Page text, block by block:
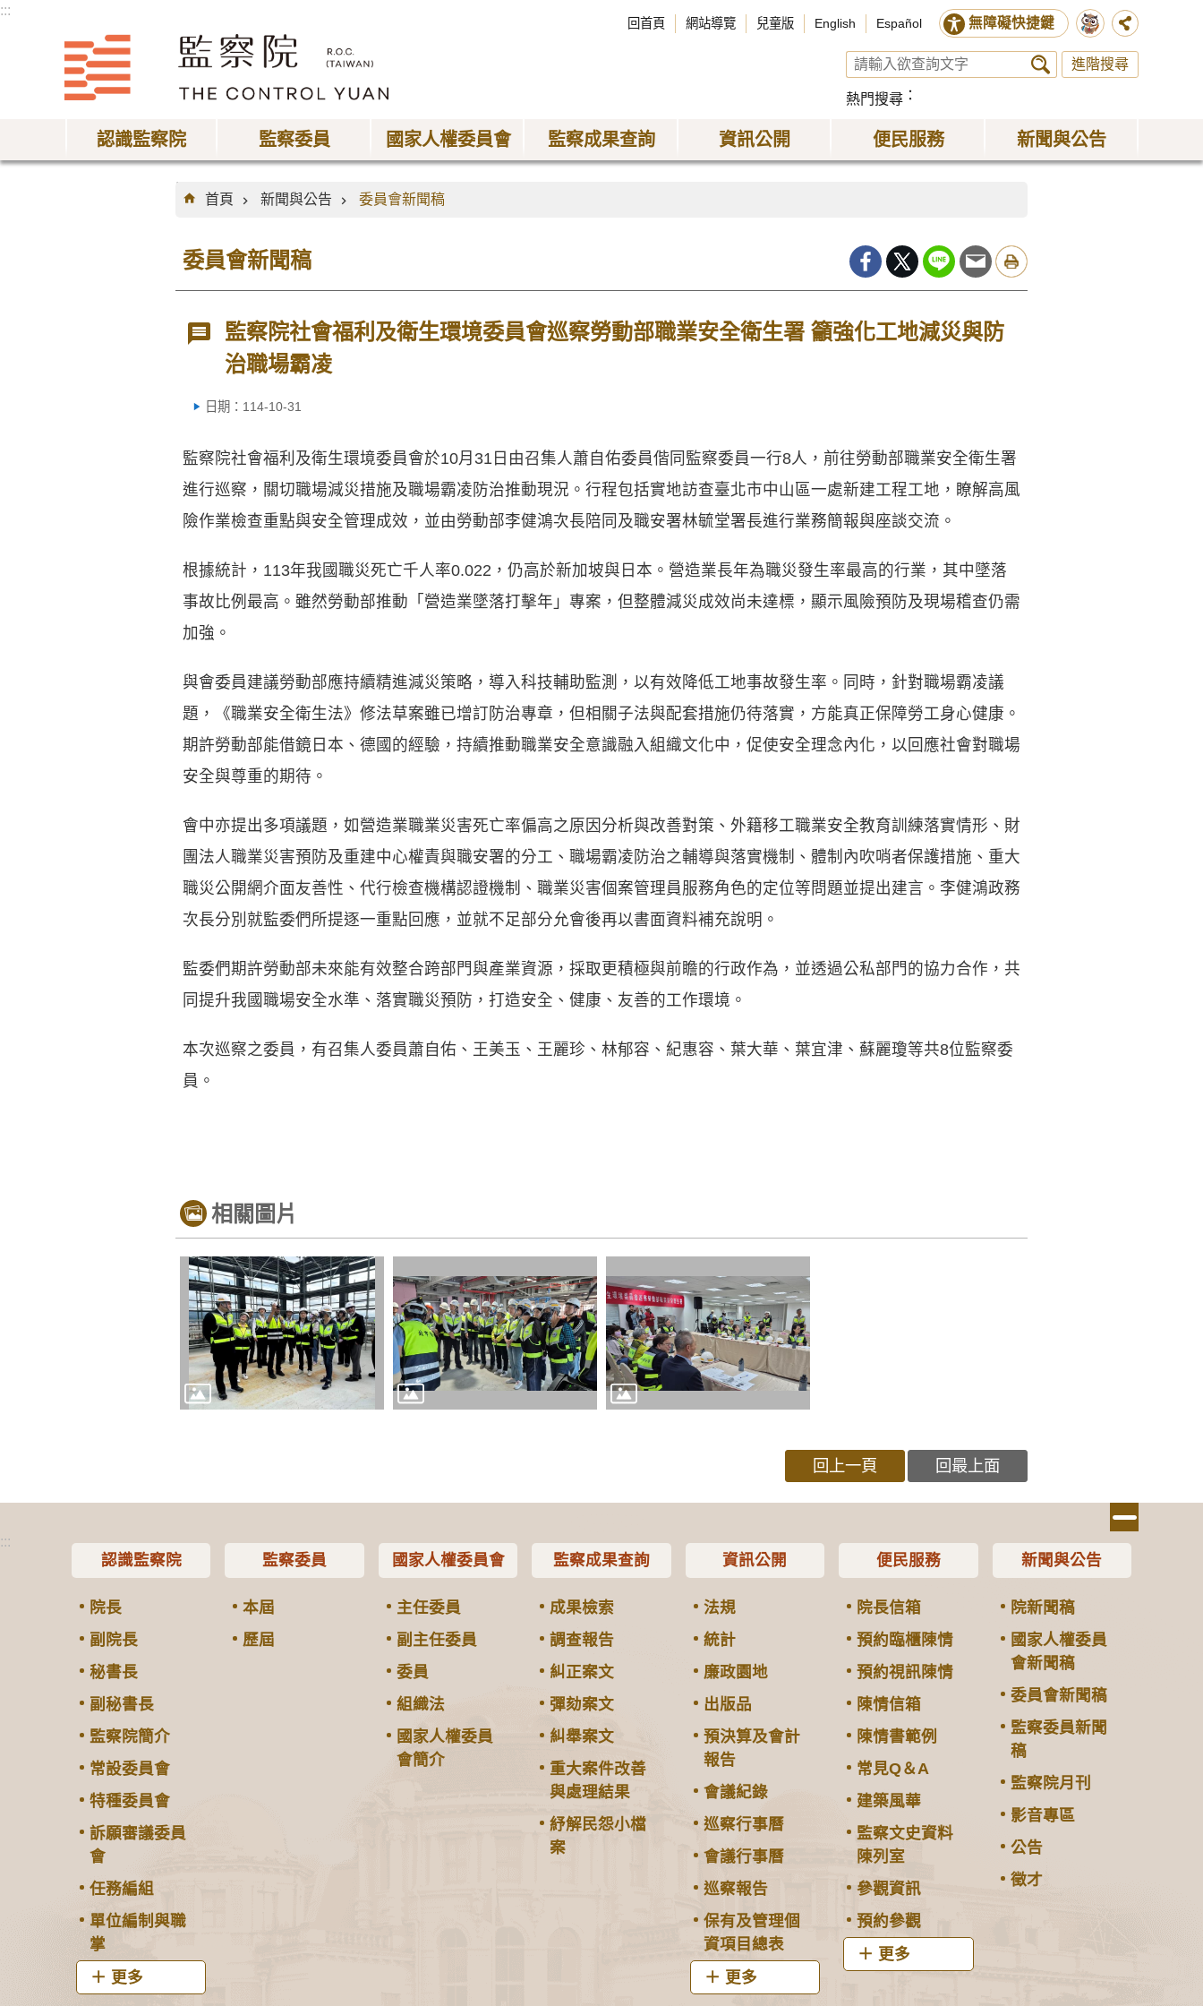
:::
回首頁 網站導覽 兒童版 English Español 無障礙快捷鍵
進階搜尋
熱門搜尋
認識監察院 監察委員 國家人權委員會 監察成果查詢 資訊公開 便民服務 新聞與公告
:::
首頁
新聞與公告 委員會新聞稿
委員會新聞稿
監察院社會福利及衛生環境委員會巡察勞動部職業安全衛生署 籲強化工地減災與防
治職場霸凌
日期：114-10-31
監察院社會福利及衛生環境委員會於10月31日由召集人蕭自佑委員偕同監察委員一行8人，前往勞動部職業安全衛生署
進行巡察，關切職場減災措施及職場霸凌防治推動現況。行程包括實地訪查臺北市中山區一處新建工程工地，瞭解高風
險作業檢查重點與安全管理成效，並由勞動部李健鴻次長陪同及職安署林毓堂署長進行業務簡報與座談交流。
根據統計，113年我國職災死亡千人率0.022，仍高於新加坡與日本。營造業長年為職災發生率最高的行業，其中墜落
事故比例最高。雖然勞動部推動「營造業墜落打擊年」專案，但整體減災成效尚未達標，顯示風險預防及現場稽查仍需
加強。
與會委員建議勞動部應持續精進減災策略，導入科技輔助監測，以有效降低工地事故發生率。同時，針對職場霸凌議
題，《職業安全衛生法》修法草案雖已增訂防治專章，但相關子法與配套措施仍待落實，方能真正保障勞工身心健康。
期許勞動部能借鏡日本、德國的經驗，持續推動職業安全意識融入組織文化中，促使安全理念內化，以回應社會對職場
安全與尊重的期待。
會中亦提出多項議題，如營造業職業災害死亡率偏高之原因分析與改善對策、外籍移工職業安全教育訓練落實情形、財
團法人職業災害預防及重建中心權責與職安署的分工、職場霸凌防治之輔導與落實機制、體制內吹哨者保護措施、重大
職災公開網介面友善性、代行檢查機構認證機制、職業災害個案管理員服務角色的定位等問題並提出建言。李健鴻政務
次長分別就監委們所提逐一重點回應，並就不足部分允會後再以書面資料補充說明。
監委們期許勞動部未來能有效整合跨部門與產業資源，採取更積極與前瞻的行政作為，並透過公私部門的協力合作，共
同提升我國職場安全水準、落實職災預防，打造安全、健康、友善的工作環境。
本次巡察之委員，有召集人委員蕭自佑、王美玉、王麗珍、林郁容、紀惠容、葉大華、葉宜津、蘇麗瓊等共8位監察委
員。
相關圖片
回上一頁 回最上面
:::
認識監察院
院長
副院長
秘書長
副秘書長
監察院簡介
常設委員會
特種委員會
訴願審議委員
會
任務編組
單位編制與職
掌
更多
監察委員
本屆
歷屆
國家人權委員會
主任委員
副主任委員
委員
組織法
國家人權委員
會簡介
監察成果查詢
成果檢索
調查報告
糾正案文
彈劾案文
糾舉案文
重大案件改善
與處理結果
紓解民怨小檔
案
資訊公開
法規
統計
廉政園地
出版品
預決算及會計
報告
會議紀錄
巡察行事曆
會議行事曆
巡察報告
保有及管理個
資項目總表
更多
便民服務
院長信箱
預約臨櫃陳情
預約視訊陳情
陳情信箱
陳情書範例
常見Q＆A
建築風華
監察文史資料
陳列室
參觀資訊
預約參觀
更多
新聞與公告
院新聞稿
國家人權委員
會新聞稿
委員會新聞稿
監察委員新聞
稿
監察院月刊
影音專區
公告
徵才